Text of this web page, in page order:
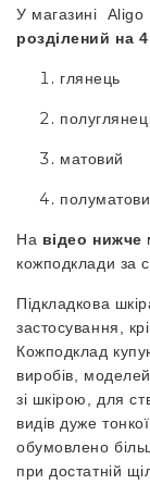
У магазині
розділений на
глянець
матовий
На відео нижче
кожподклади за
Підкладкова
застосування,
Кожподклад
виробів,
зі шкірою, для
видів дуже
обумовлено
при достатній